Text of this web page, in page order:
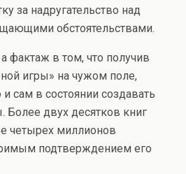
за надругательство над
обстоятельствами.
фактаж в том, что получив
игры» на чужом поле,
сам в состоянии создавать
двух десятков книг
четырех миллионов
подтверждением его